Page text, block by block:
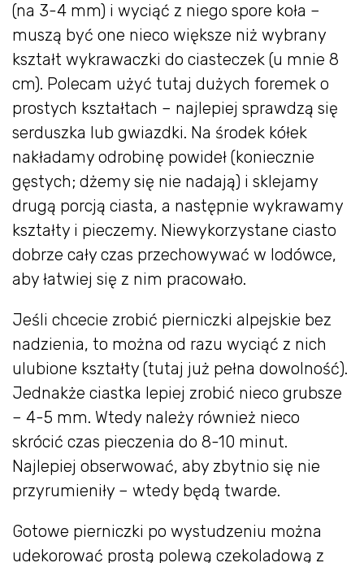
(na 3-4 mm) i wyciąć z niego spore koła –
muszą być one nieco większe niż wybrany
kształt wykrawaczki do ciasteczek (u mnie 8
cm). Polecam użyć tutaj dużych foremek o
prostych kształtach – najlepiej sprawdzą się
serduszka lub gwiazdki. Na środek kółek
nakładamy odrobinę powideł (koniecznie
gęstych; dżemy się nie nadają) i sklejamy
drugą porcją ciasta, a następnie wykrawamy
kształty i pieczemy. Niewykorzystane ciasto
dobrze cały czas przechowywać w lodówce,
aby łatwiej się z nim pracowało.
Jeśli chcecie zrobić pierniczki alpejskie bez
nadzienia, to można od razu wyciąć z nich
ulubione kształty (tutaj już pełna dowolność).
Jednakże ciastka lepiej zrobić nieco grubsze
– 4-5 mm. Wtedy należy również nieco
skrócić czas pieczenia do 8-10 minut.
Najlepiej obserwować, aby zbytnio się nie
przyrumieniły – wtedy będą twarde.
Gotowe pierniczki po wystudzeniu można
udekorować prostą polewą czekoladową z